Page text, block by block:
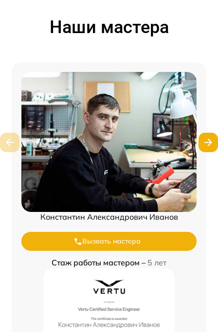
Наши мастера
Константин Александрович Иванов
Вызвать мастера
Стаж работы мастером – 5 лет